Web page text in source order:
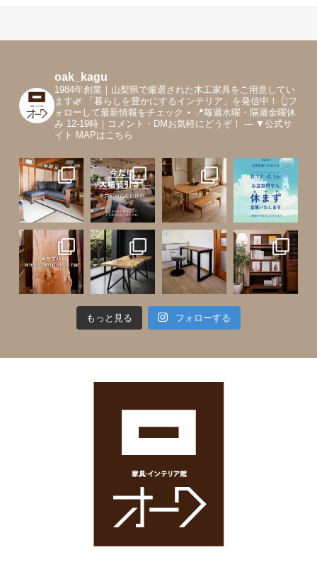
oak_kagu
1984年創業｜山梨県で厳選された木工家具をご用意してい
ます🌿 「暮らしを豊かにするインテリア」を発信中！
👆フ
ォローして最新情報をチェック ⋆ 📍毎週水曜・隔週金曜休
み 12-19時｜コメント・DMお気軽にどうぞ！
--- ▼公式サ
イト MAPはこちら
もっと見る フォローする